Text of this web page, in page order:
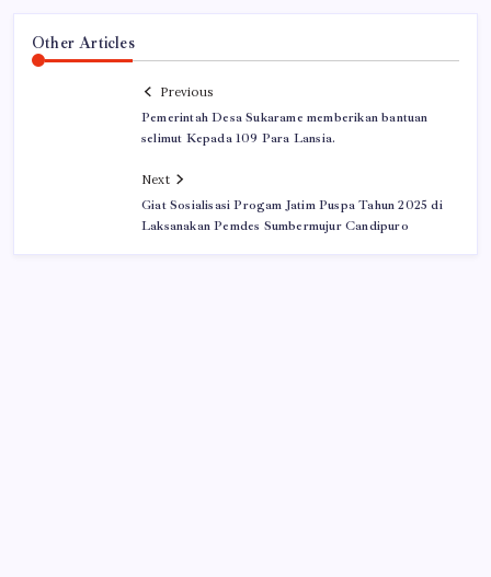
Other Articles
Previous
Pemerintah Desa Sukarame memberikan bantuan
selimut Kepada 109 Para Lansia.
Next
Giat Sosialisasi Progam Jatim Puspa Tahun 2025 di
Laksanakan Pemdes Sumbermujur Candipuro